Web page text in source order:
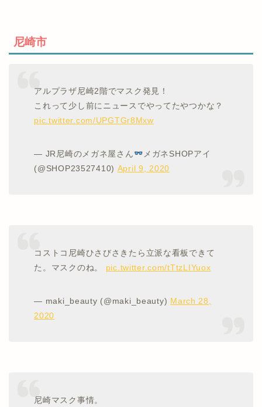
尼崎市
アルプラザ尼崎2階でマスク発見！
これって少し前にニュースでやってたやつかな？
pic.twitter.com/UPGTGr8Mxw
— JR尼崎のメガネ屋さん
メガネSHOPアイ
(@SHOP23527410) April 9, 2020
コストコ尼崎ひさびさきたら立派な看板できて
た。マスクのね。 pic.twitter.com/tTtzLIYuox
— maki_beauty (@maki_beauty) March 28,
2020
尼崎マスク事情。